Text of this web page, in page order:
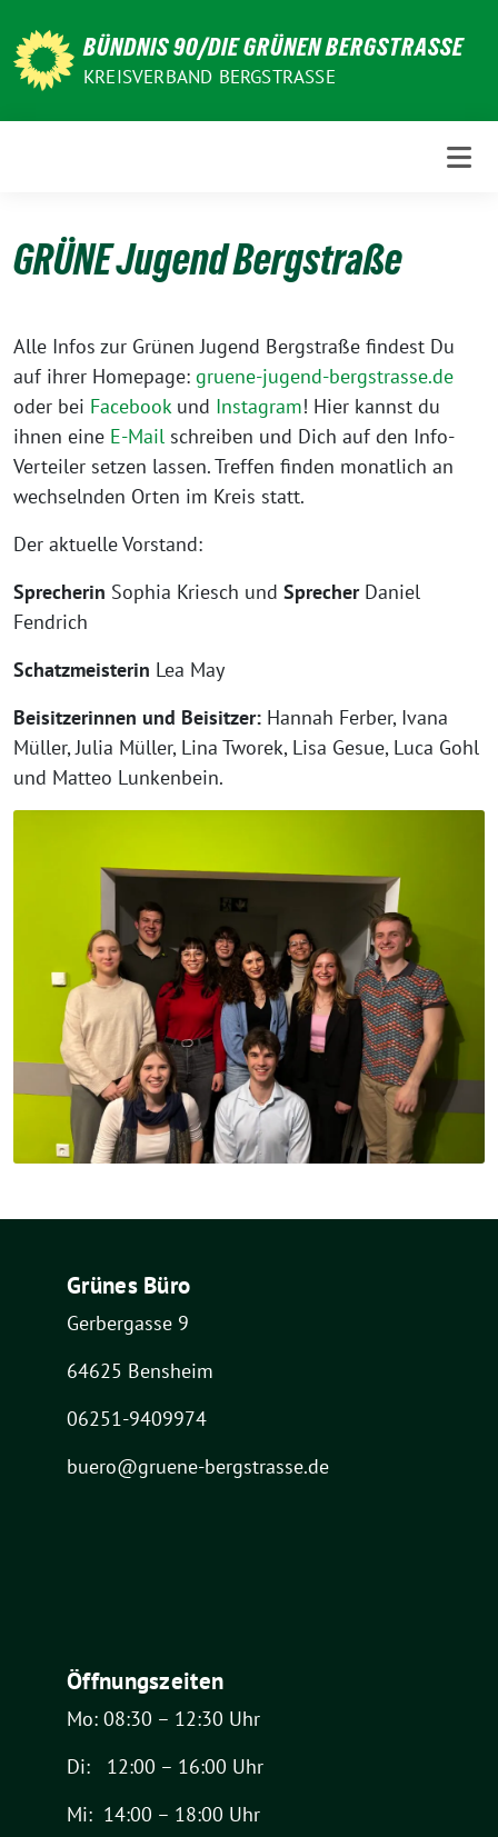
zum
Inhalt
BÜNDNIS 90/DIE GRÜNEN BERGSTRASSE
KREISVERBAND BERGSTRASSE
GRÜNE Jugend Bergstraße
Alle Infos zur Grünen Jugend Bergstraße findest Du
auf ihrer Homepage: gruene-jugend-bergstrasse.de
oder bei Facebookund Instagram! Hier kannst du
ihnen eine E-Mail schreiben und Dich auf den Info-
Verteiler setzen lassen. Treffen finden monatlich an
wechselnden Orten im Kreis statt.
Der aktuelle Vorstand:
Sprecherin Sophia Kriesch und SprecherDaniel
Fendrich
Schatzmeisterin Lea May
Beisitzerinnen und Beisitzer: Hannah Ferber, Ivana
Müller, Julia Müller, Lina Tworek, Lisa Gesue, Luca Gohl
und Matteo Lunkenbein.
Grünes Büro
Gerbergasse 9
64625 Bensheim
06251-9409974
buero@gruene-bergstrasse.de
Öffnungszeiten
Mo: 08:30 – 12:30 Uhr
Di: 12:00 – 16:00 Uhr
Mi: 14:00 – 18:00 Uhr